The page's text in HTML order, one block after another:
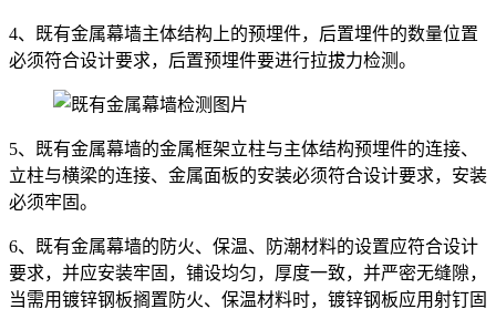
4、既有金属幕墙主体结构上的预埋件，后置埋件的数量位置
必须符合设计要求，后置预埋件要进行拉拔力检测。
5、既有金属幕墙的金属框架立柱与主体结构预埋件的连接、
立柱与横梁的连接、金属面板的安装必须符合设计要求，安装
必须牢固。
6、既有金属幕墙的防火、保温、防潮材料的设置应符合设计
要求，并应安装牢固，铺设均匀，厚度一致，并严密无缝隙，
当需用镀锌钢板搁置防火、保温材料时，镀锌钢板应用射钉固